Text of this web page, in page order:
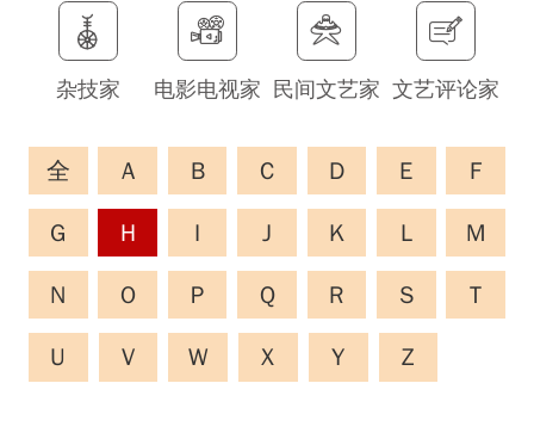
杂技家 电影电视家 民间文艺家 文艺评论家
全 A B C D E F
G H I J K L M
N O P Q R S T
U V W X Y Z